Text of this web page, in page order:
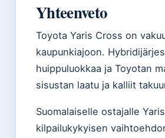
Yhteenveto
Toyota Yaris Cross on
kaupunkiajoon.
huippuluokkaa ja Toyotan
sisustan laatu ja kalliit
Suomalaiselle ostajalle
kilpailukykyisen